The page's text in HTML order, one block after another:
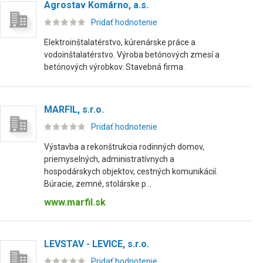
Agrostav Komárno, a.s.
Pridať hodnotenie
Elektroinštalatérstvo, kúrenárske práce a
vodoinštalatérstvo. Výroba betónových zmesí a
betónových výrobkov. Stavebná firma.
MARFIL, s.r.o.
Pridať hodnotenie
Výstavba a rekonštrukcia rodinných domov,
priemyselných, administratívnych a
hospodárskych objektov, cestných komunikácií.
Búracie, zemné, stolárske p...
www.marfil.sk
LEVSTAV - LEVICE, s.r.o.